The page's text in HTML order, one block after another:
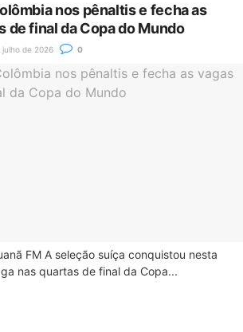
nos pênaltis e fecha as
de final da Copa do Mundo
julho de 2026 0
FM A seleção suíça conquistou nesta
nas quartas de final da Copa...